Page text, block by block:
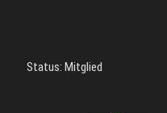
Status: Mitglied